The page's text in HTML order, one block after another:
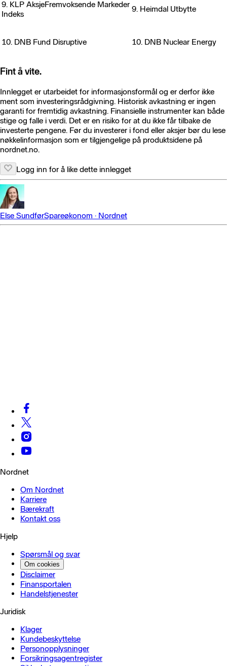
9. KLP AksjeFremvoksende Markeder
Indeks
9. Heimdal Utbytte
10. DNB Fund Disruptive 10. DNB Nuclear Energy
Fint å vite.
Innlegget er utarbeidet for informasjonsformål og er derfor ikke
ment som investeringsrådgivning. Historisk avkastning er ingen
garanti for fremtidig avkastning. Finansielle instrumenter kan både
stige og falle i verdi. Det er en risiko for at du ikke får tilbake de
investerte pengene. Før du investerer i fond eller aksjer bør du lese
nøkkelinformasjon som er tilgjengelige på produktsidene på
nordnet.no.
Logg inn for å like dette innlegget
Else SundførSpareøkonom · Nordnet
Nordnet
Om Nordnet
Karriere
Bærekraft
Kontakt oss
Hjelp
Spørsmål og svar
Om cookies
Disclaimer
Finansportalen
Handels­tjenester
Juridisk
Klager
Kundebeskyttelse
Personopplysninger
Forsikringsagentregister